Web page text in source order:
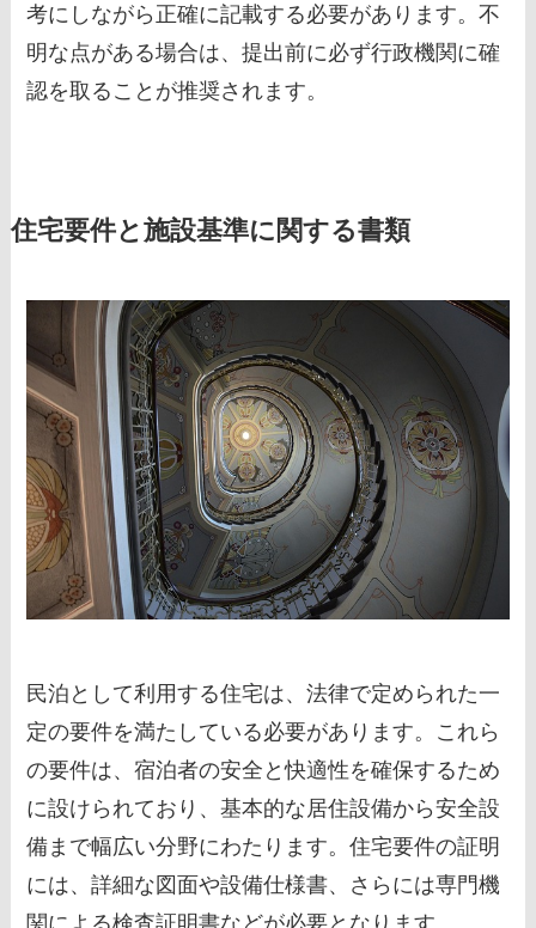
考にしながら正確に記載する必要があります。不
明な点がある場合は、提出前に必ず行政機関に確
認を取ることが推奨されます。
住宅要件と施設基準に関する書類
民泊として利用する住宅は、法律で定められた一
定の要件を満たしている必要があります。これら
の要件は、宿泊者の安全と快適性を確保するため
に設けられており、基本的な居住設備から安全設
備まで幅広い分野にわたります。住宅要件の証明
には、詳細な図面や設備仕様書、さらには専門機
関による検査証明書などが必要となります。